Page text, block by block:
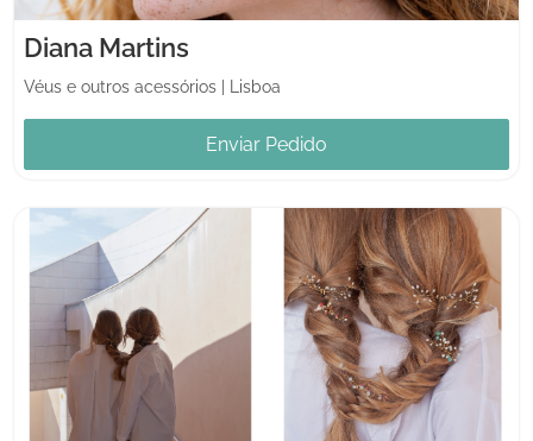
Diana Martins
Véus e outros acessórios Lisboa
Enviar Pedido